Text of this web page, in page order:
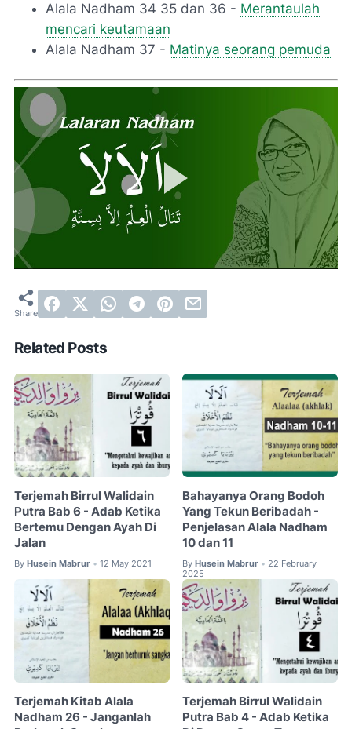
Alala Nadham 34 35 dan 36 - Merantaulah
mencari keutamaan
Alala Nadham 37 - Matinya seorang pemuda
Related Posts
Terjemah Birrul Walidain
Putra Bab 6 - Adab Ketika
Bertemu Dengan Ayah Di
Jalan
By Husein Mabrur • 12 May 2021
Bahayanya Orang Bodoh
Yang Tekun Beribadah -
Penjelasan Alala Nadham
10 dan 11
By Husein Mabrur • 22 February
2025
Terjemah Kitab Alala
Nadham 26 - Janganlah
Terjemah Birrul Walidain
Putra Bab 4 - Adab Ketika